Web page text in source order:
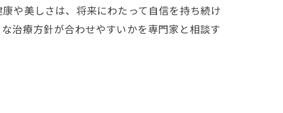
や美しさは、将来にわたって自信を持ち続け
治療方針が合わせやすいかを専門家と相談す